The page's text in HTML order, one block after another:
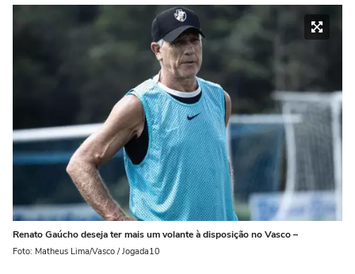
Renato Gaúcho deseja ter mais um volante à disposição no Vasco –
Foto: Matheus Lima/Vasco / Jogada10